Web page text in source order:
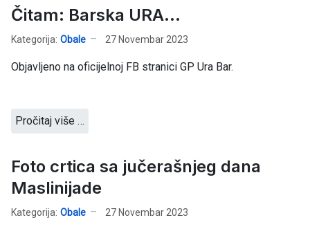
Čitam: Barska URA...
Kategorija: Obale 27 Novembar 2023
Objavljeno na oficijelnoj FB stranici GP Ura Bar.
Pročitaj više …
Foto crtica sa jučerašnjeg dana
Maslinijade
Kategorija: Obale 27 Novembar 2023